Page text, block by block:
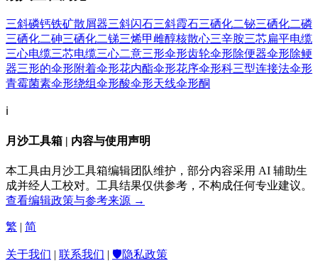
三斜磷钙铁矿散屑器三斜闪石三斜霞石三硒化二铋三硒化二磷
三硒化二砷三硒化二锑三烯甲雌醇核散心三辛胺三芯扁平电缆
三心电缆三芯电缆三心二意三形伞形齿轮伞形除便器伞形除鲠
器三形的伞形附着伞形花内酯伞形花序伞形科三型连接法伞形
青霉菌素伞形绕组伞形酸伞形天线伞形酮
ℹ️
月沙工具箱 | 内容与使用声明
本工具由月沙工具箱编辑团队维护，部分内容采用 AI 辅助生
成并经人工校对。工具结果仅供参考，不构成任何专业建议。
查看编辑政策与参考来源 →
繁 | 简
关于我们 | 联系我们 | 🛡️隐私政策